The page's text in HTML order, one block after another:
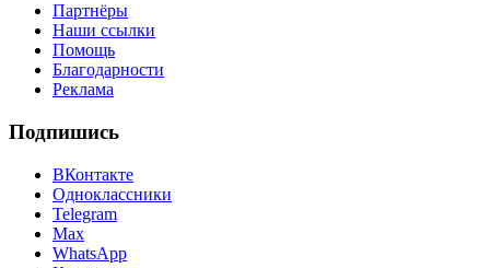
Партнёры
Наши ссылки
Помощь
Благодарности
Реклама
Подпишись
ВКонтакте
Одноклассники
Telegram
Max
WhatsApp